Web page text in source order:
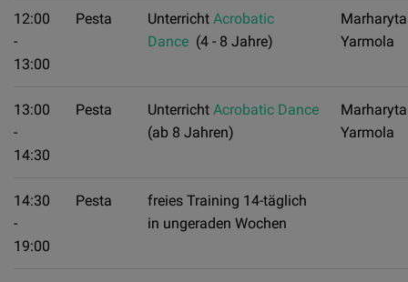
12:00
-
13:00
Pesta Unterricht Acrobatic
Dance (4 - 8 Jahre)
Marharyta
Yarmola
13:00
-
14:30
Pesta Unterricht Acrobatic Dance
(ab 8 Jahren)
Marharyta
Yarmola
14:30
-
19:00
Pesta
freies Training 14-täglich
in ungeraden Wochen